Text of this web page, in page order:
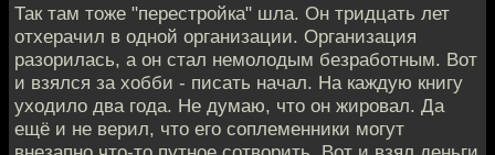
Так там тоже "перестройка" шла. Он тридцать лет
отхерачил в одной организации. Организация
разорилась, а он стал немолодым безработным. Вот
и взялся за хобби - писать начал. На каждую книгу
уходило два года. Не думаю, что он жировал. Да
ещё и не верил, что его соплеменники могут